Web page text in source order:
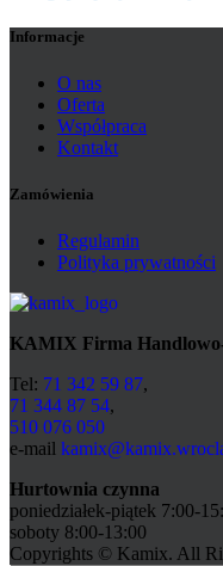
Informacje
O nas
Oferta
Współpraca
Kontakt
Zamówienia
Regulamin
Polityka prywatności
KAMIX Firma Handlowo-
Tel: 71 342 59 87,
71 344 87 54,
510 076 050
e-mail
Hurtownia czynna
poniedziałek-piątek 7:00-
soboty 8:00-13:00
Copyrights © Kamix. All